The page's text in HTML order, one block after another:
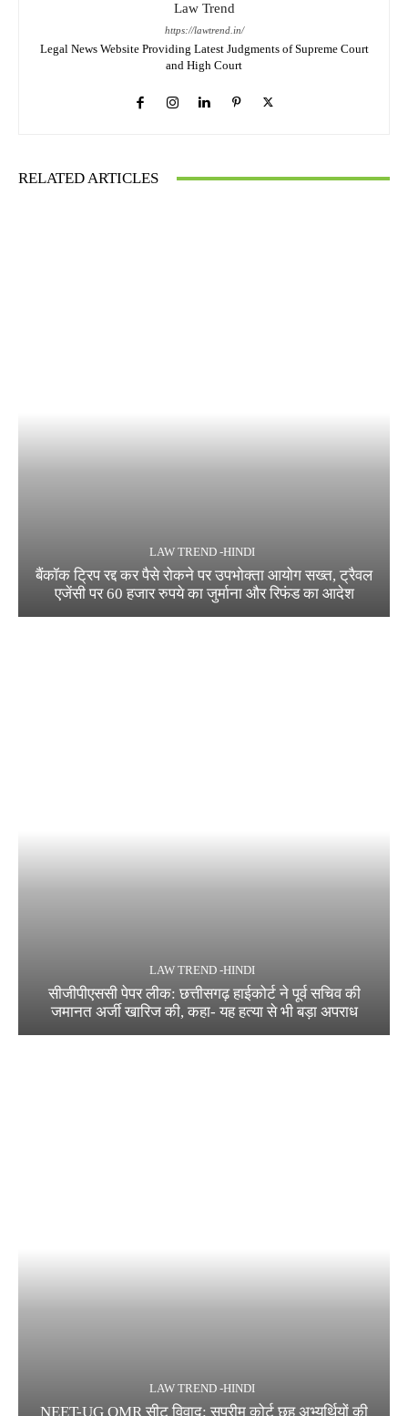
Law Trend
https://lawtrend.in/
Legal News Website Providing Latest Judgments of Supreme Court
and High Court
RELATED ARTICLES
LAW TREND -HINDI
बैंकॉक ट्रिप रद्द कर पैसे रोकने पर उपभोक्ता आयोग सख्त, ट्रैवल
एजेंसी पर 60 हजार रुपये का जुर्माना और रिफंड का आदेश
LAW TREND -HINDI
सीजीपीएससी पेपर लीक: छत्तीसगढ़ हाईकोर्ट ने पूर्व सचिव की
जमानत अर्जी खारिज की, कहा- यह हत्या से भी बड़ा अपराध
LAW TREND -HINDI
NEET-UG OMR सीट विवाद: सुप्रीम कोर्ट छह अभ्यर्थियों की